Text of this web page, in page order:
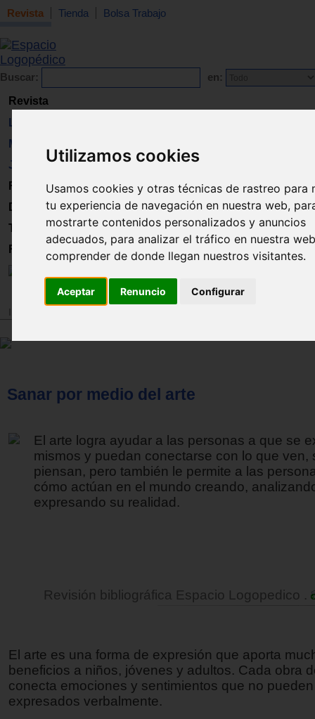
Utilizamos cookies
Usamos cookies y otras técnicas de rastreo para
tu experiencia de navegación en nuestra web,
mostrarte contenidos personalizados y anuncios
adecuados, para analizar el tráfico en nuestra
comprender de donde llegan nuestros visitantes.
Aceptar Renuncio Configurar
Revista Tienda Bolsa Trabajo
Buscar: en:
Revista
Libros
Material
Juguetes
Formación
Directorio
Trabajo
Registro
Sanar por medio del arte
El arte logra ayudar a las personas a que se
mismos y puedan conectarse con lo que ven,
piensan, pero también le permite a las
cómo actúan en el mundo creando,
expresando su realidad.
Revisión bibliográfica Espacio Logopedico .
El arte es una forma de expresión que aporta
beneficios a niños, jóvenes y adultos. Cada obra
conecta emociones y sentimientos que no
expresados verbalmente.